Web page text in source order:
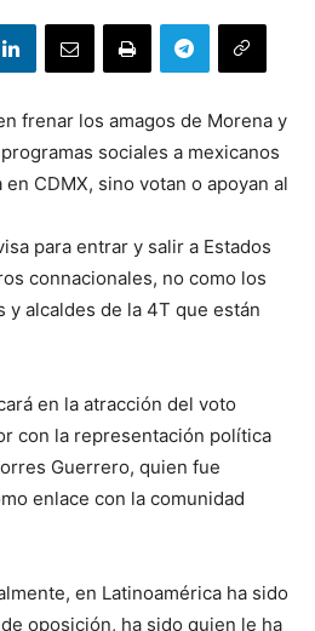
frenar los amagos de Morena y
sociales a mexicanos
CDMX, sino votan o apoyan al
para entrar y salir a Estados
connacionales, no como los
alcaldes de la 4T que están
en la atracción del voto
con la representación política
Guerrero, quien fue
enlace con la comunidad
en Latinoamérica ha sido
oposición, ha sido quien le ha